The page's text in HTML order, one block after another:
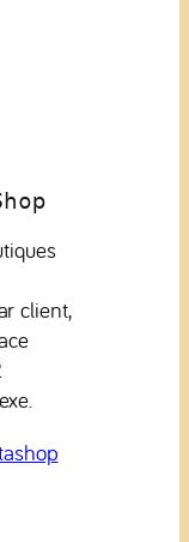
client,